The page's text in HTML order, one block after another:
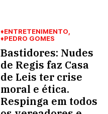
♦ENTRETENIMENTO
♦PEDRO GOMES
Bastidores: Nudes
de Regis faz Casa
de Leis ter crise
moral e ética.
Respinga em todos